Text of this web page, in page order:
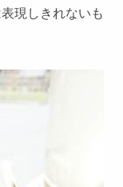
現しきれないも